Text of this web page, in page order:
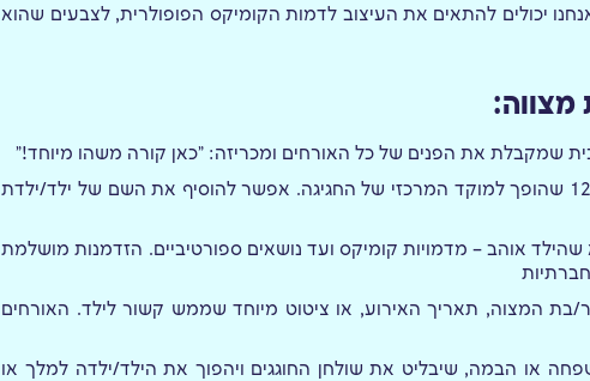
יכולים להתאים את העיצוב לדמות הקומיקס הפופולרית, לצבעים שהוא
מצווה:
שמקבלת את הפנים של כל האורחים ומכריזה: "כאן קורה משהו מיוחד!"
בצורת המספר 13 או 12 שהופך למוקד המרכזי של החגיגה. אפשר להוסיף את השם של ילד/ילדת
אוהב – מדמויות קומיקס ועד נושאים ספורטיביים. הזדמנות מושלמת
בת המצוה, תאריך האירוע, או ציטוט מיוחד שממש קשור לילד. האורחים
או הבמה, שיבליט את שולחן החוגגים ויהפוך את הילד/ילדה למלך או